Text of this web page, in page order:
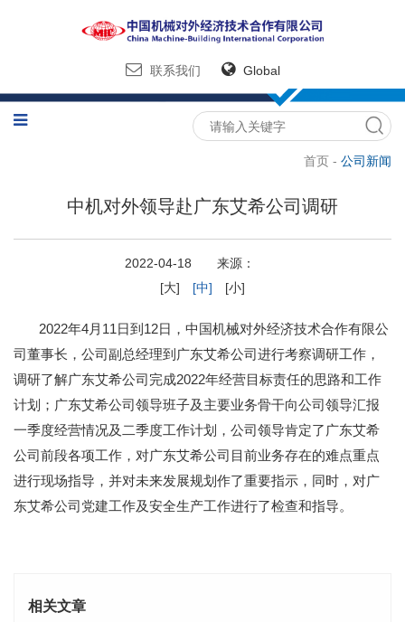
联系我们 Global
首页 - 公司新闻
中机对外领导赴广东艾希公司调研
2022-04-18 来源：
[大]
[中] [小]
2022年4月11日到12日，中国机械对外经济技术合作有限公
司董事长，公司副总经理到广东艾希公司进行考察调研工作，
调研了解广东艾希公司完成2022年经营目标责任的思路和工作
计划；广东艾希公司领导班子及主要业务骨干向公司领导汇报
一季度经营情况及二季度工作计划，公司领导肯定了广东艾希
公司前段各项工作，对广东艾希公司目前业务存在的难点重点
进行现场指导，并对未来发展规划作了重要指示，同时，对广
东艾希公司党建工作及安全生产工作进行了检查和指导。
相关文章